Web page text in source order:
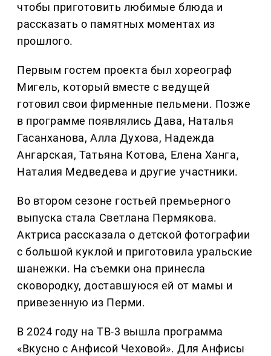
чтобы приготовить любимые блюда и
рассказать о памятных моментах из
прошлого.
Первым гостем проекта был хореограф
Мигель, который вместе с ведущей
готовил свои фирменные пельмени. Позже
в программе появлялись Дава, Наталья
Гасанханова, Алла Духова, Надежда
Ангарская, Татьяна Котова, Елена Ханга,
Наталия Медведева и другие участники.
Во втором сезоне гостьей премьерного
выпуска стала Светлана Пермякова.
Актриса рассказала о детской фотографии
с большой куклой и приготовила уральские
шанежки. На съемки она принесла
сковородку, доставшуюся ей от мамы и
привезенную из Перми.
В 2024 году на ТВ-3 вышла программа
«Вкусно с Анфисой Чеховой». Для Анфисы